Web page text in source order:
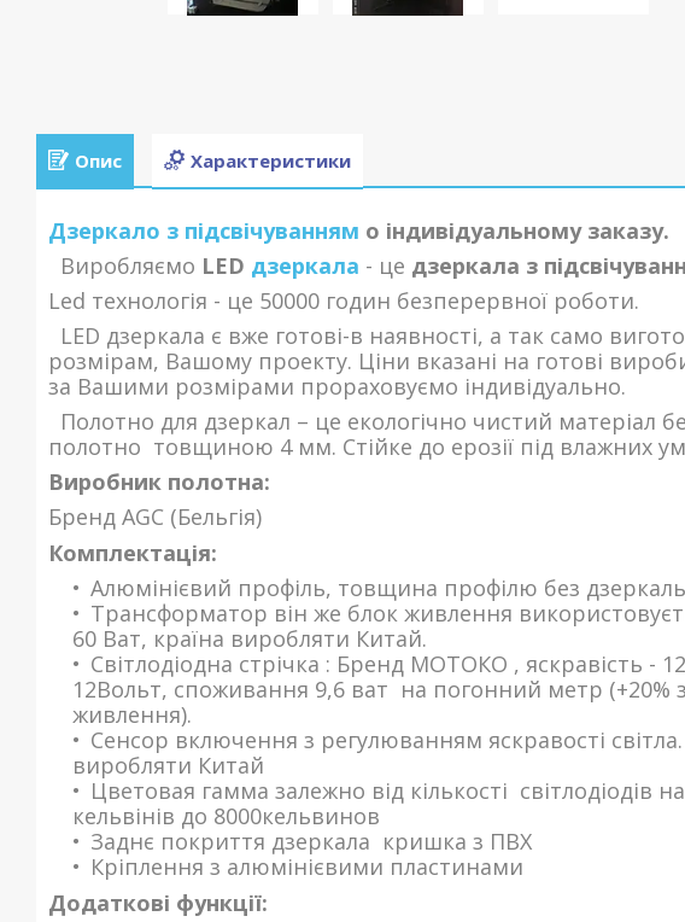
Опис Характеристики
Дзеркало з підсвічуванням о індивідуальному заказу.
Виробляємо LED дзеркала - це дзеркала з
Led технологія - це 50000 годин безперервної роботи.
LED дзеркала є вже готові-в наявності, а так само
розмірам, Вашому проекту. Ціни вказані на готові
за Вашими розмірами прораховуємо індивідуально.
Полотно для дзеркал – це екологічно чистий матеріал
полотно товщиною 4 мм. Стійке до ерозії під влажних
Виробник полотна:
Бренд AGC (Бельгія)
Комплектація:
Алюмінієвий профіль, товщина профілю без
Трансформатор він же блок живлення
60 Ват, країна виробляти Китай.
Світлодіодна стрічка : Бренд МОТОКО , яскравість -
12Вольт, споживання 9,6 ват на погонний метр (+20%
живлення).
Сенсор включення з регулюванням яскравості
виробляти Китай
Цветовая гамма залежно від кількості світлодіодів
кельвінів до 8000кельвинов
Заднє покриття дзеркала кришка з ПВХ
Кріплення з алюмінієвими пластинами
Додаткові функції: